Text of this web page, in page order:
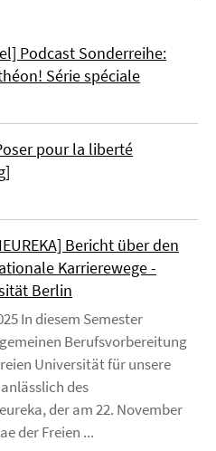
Podcast Sonderreihe:
Série spéciale
pour la liberté
Bericht über den
Karrierewege -
Berlin
In diesem Semester
Berufsvorbereitung
Universität für unsere
des
der am 22. November
der Freien ...